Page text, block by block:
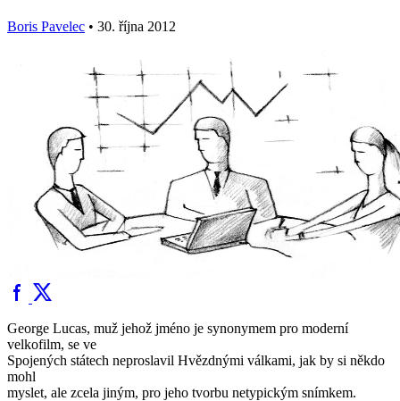
Boris Pavelec • 30. října 2012
George Lucas, muž jehož jméno je synonymem pro moderní
velkofilm, se ve
Spojených státech neproslavil Hvězdnými válkami, jak by si někdo
mohl
myslet, ale zcela jiným, pro jeho tvorbu netypickým snímkem.